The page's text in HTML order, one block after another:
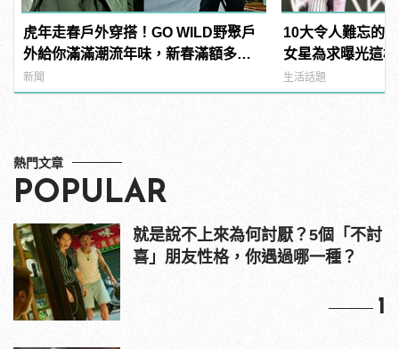
虎年走春戶外穿搭！GO WILD野聚戶
外給你滿滿潮流年味，新春滿額多重
送 | manfashion這樣變型男
新聞
10大令人難忘的
女星為求曝光這
生活話題
熱門文章
POPULAR
就是說不上來為何討厭？5個「不討
喜」朋友性格，你遇過哪一種？
1